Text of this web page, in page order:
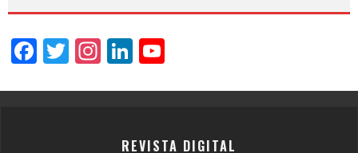
Facebook
Twitter
Instagram
LinkedIn
REVISTA DIGITAL